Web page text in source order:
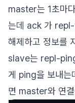
master는 1초마
는데 ack 가
해제하고 정보를
slave는 repl-
게 ping을 보내
면 master와 연